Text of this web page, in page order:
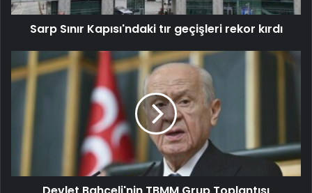
Sarp Sınır Kapısı'ndaki tır geçişleri rekor kırdı